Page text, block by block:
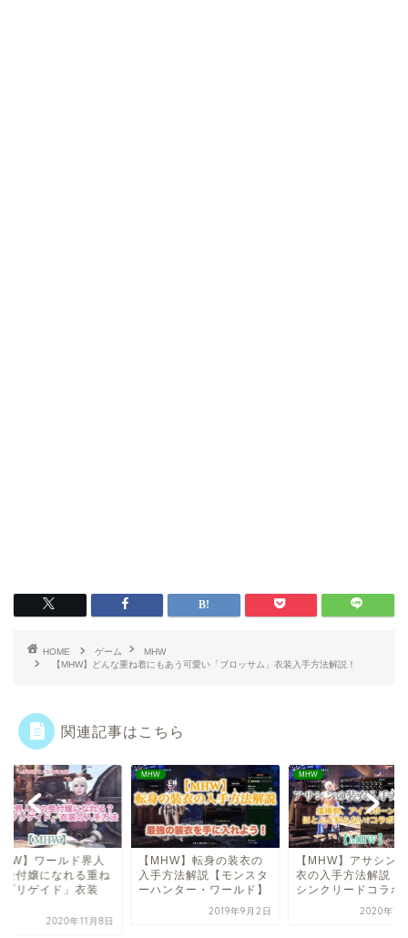
HOME ゲーム
MHW
【MHW】どんな重ね着にもあう可愛い「ブロッサム」衣装入手方法解説！
関連記事はこちら
】ワールド界人
受付嬢になれる重ね
ブリゲイド」衣装
2020年11月8日
MHW
【MHW】転身の装衣の
入手方法解説【モンスタ
ーハンター・ワールド】
2019年9月2日
MHW
【MHW】アサシン
衣の入手方法解説【
シンクリードコラボ
2020年1